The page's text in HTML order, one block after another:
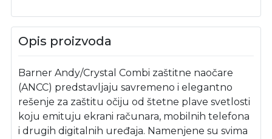
Opis proizvoda
Barner Andy/Crystal Combi zaštitne naočare
(ANCC) predstavljaju savremeno i elegantno
rešenje za zaštitu očiju od štetne plave svetlosti
koju emituju ekrani računara, mobilnih telefona
i drugih digitalnih uređaja. Namenjene su svima